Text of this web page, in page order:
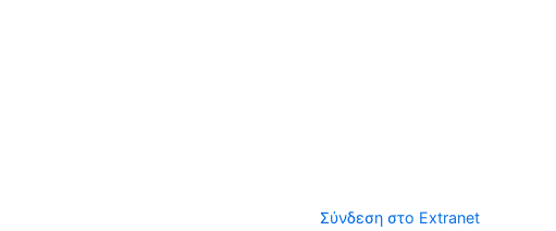
Σύνδεση στο Extranet